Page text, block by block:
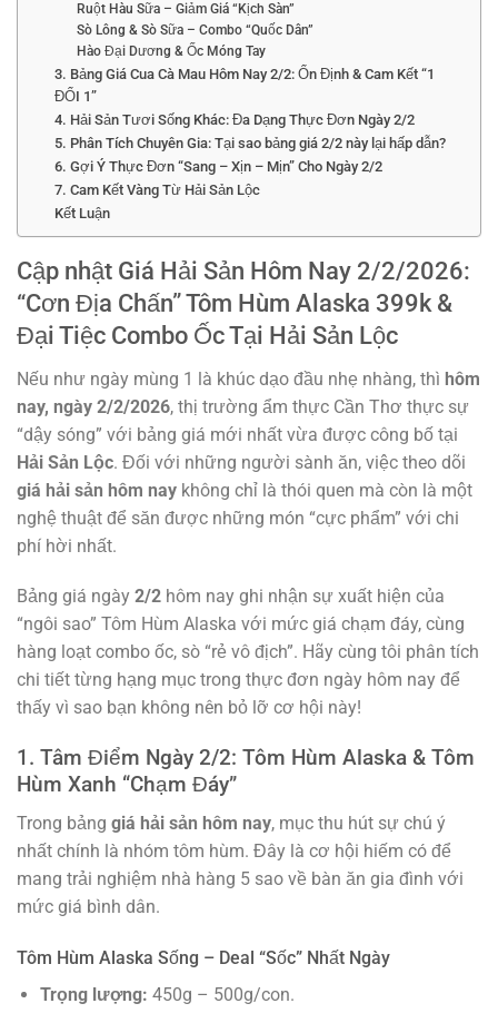
Ruột Hàu Sữa – Giảm Giá “Kịch Sàn”
Sò Lông & Sò Sữa – Combo “Quốc Dân”
Hào Đại Dương & Ốc Móng Tay
3. Bảng Giá Cua Cà Mau Hôm Nay 2/2: Ổn Định & Cam Kết “1
ĐỔI 1”
4. Hải Sản Tươi Sống Khác: Đa Dạng Thực Đơn Ngày 2/2
5. Phân Tích Chuyên Gia: Tại sao bảng giá 2/2 này lại hấp dẫn?
6. Gợi Ý Thực Đơn “Sang – Xịn – Mịn” Cho Ngày 2/2
7. Cam Kết Vàng Từ Hải Sản Lộc
Kết Luận
Cập nhật Giá Hải Sản Hôm Nay 2/2/2026:
“Cơn Địa Chấn” Tôm Hùm Alaska 399k &
Đại Tiệc Combo Ốc Tại Hải Sản Lộc
Nếu như ngày mùng 1 là khúc dạo đầu nhẹ nhàng, thì hôm
nay, ngày 2/2/2026, thị trường ẩm thực Cần Thơ thực sự
“dậy sóng” với bảng giá mới nhất vừa được công bố tại
Hải Sản Lộc. Đối với những người sành ăn, việc theo dõi
giá hải sản hôm nay không chỉ là thói quen mà còn là một
nghệ thuật để săn được những món “cực phẩm” với chi
phí hời nhất.
Bảng giá ngày 2/2 hôm nay ghi nhận sự xuất hiện của
“ngôi sao” Tôm Hùm Alaska với mức giá chạm đáy, cùng
hàng loạt combo ốc, sò “rẻ vô địch”. Hãy cùng tôi phân tích
chi tiết từng hạng mục trong thực đơn ngày hôm nay để
thấy vì sao bạn không nên bỏ lỡ cơ hội này!
1. Tâm Điểm Ngày 2/2: Tôm Hùm Alaska & Tôm
Hùm Xanh “Chạm Đáy”
Trong bảng giá hải sản hôm nay, mục thu hút sự chú ý
nhất chính là nhóm tôm hùm. Đây là cơ hội hiếm có để
mang trải nghiệm nhà hàng 5 sao về bàn ăn gia đình với
mức giá bình dân.
Tôm Hùm Alaska Sống – Deal “Sốc” Nhất Ngày
Trọng lượng: 450g – 500g/con.